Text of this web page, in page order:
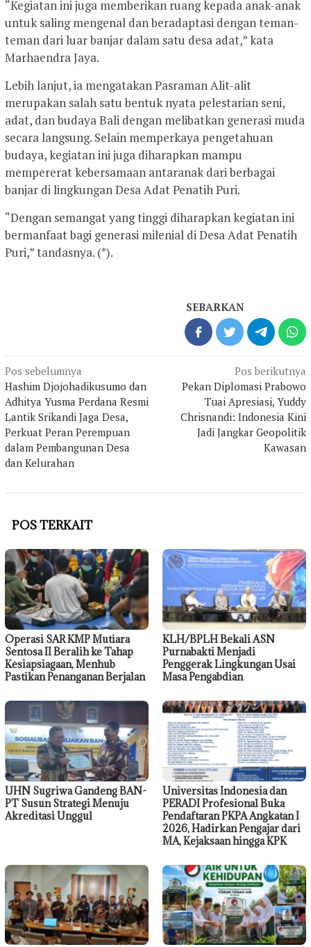
“Kegiatan ini juga memberikan ruang kepada anak-anak
untuk saling mengenal dan beradaptasi dengan teman-
teman dari luar banjar dalam satu desa adat,” kata
Marhaendra Jaya.
Lebih lanjut, ia mengatakan Pasraman Alit-alit
merupakan salah satu bentuk nyata pelestarian seni,
adat, dan budaya Bali dengan melibatkan generasi muda
secara langsung. Selain memperkaya pengetahuan
budaya, kegiatan ini juga diharapkan mampu
mempererat kebersamaan antaranak dari berbagai
banjar di lingkungan Desa Adat Penatih Puri.
“Dengan semangat yang tinggi diharapkan kegiatan ini
bermanfaat bagi generasi milenial di Desa Adat Penatih
Puri,” tandasnya. (*).
SEBARKAN
Navigasi
pos
Pos sebelumnya
Hashim Djojohadikusumo dan
Adhitya Yusma Perdana Resmi
Lantik Srikandi Jaga Desa,
Perkuat Peran Perempuan
dalam Pembangunan Desa
dan Kelurahan
Pos berikutnya
Pekan Diplomasi Prabowo
Tuai Apresiasi, Yuddy
Chrisnandi: Indonesia Kini
Jadi Jangkar Geopolitik
Kawasan
POS TERKAIT
Operasi SAR KMP Mutiara
Sentosa II Beralih ke Tahap
Kesiapsiagaan, Menhub
Pastikan Penanganan Berjalan
KLH/BPLH Bekali ASN
Purnabakti Menjadi
Penggerak Lingkungan Usai
Masa Pengabdian
UHN Sugriwa Gandeng BAN-
PT Susun Strategi Menuju
Akreditasi Unggul
Universitas Indonesia dan
PERADI Profesional Buka
Pendaftaran PKPA Angkatan I
2026, Hadirkan Pengajar dari
MA, Kejaksaan hingga KPK